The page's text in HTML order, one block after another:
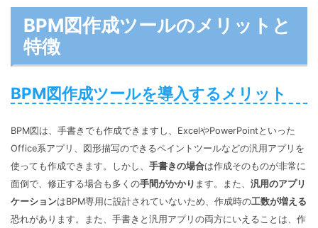
BPM図作成ツールのメリットと
特徴
BPM図作成ツールを導入するメリット
BPM図は、手書きでも作成できますし、ExcelやPowerPointといった
Office系アプリ、図形描写のできるペイントツールなどの汎用アプリを
使っても作成できます。しかし、 手書きの場合は作成そのものが非常に
面倒で、修正する場合も多くの手間がかかり ます。また、 汎用のアプリ
ケーションはBPM専用に設計されていないため、作成時の工数が増える
恐れがあります。また、手書きと汎用アプリの両方にいえることは、作